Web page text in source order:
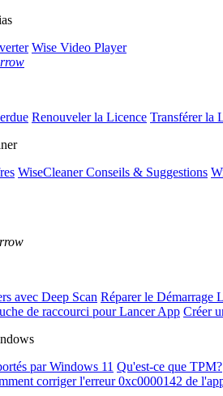
Wise Video Player
Renouveler la Licence Transférer la
WiseCleaner Conseils & Suggestions
avec Deep Scan Réparer le Démarrage
de raccourci pour Lancer App Créer
par Windows 11 Qu'est-ce que TPM?
corriger l'erreur 0xc0000142 de